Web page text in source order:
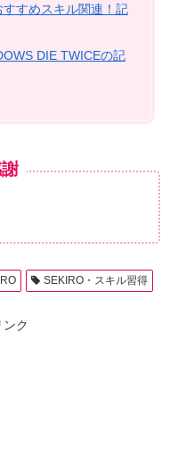
すすめスキル関連！記
DIE TWICEの記
SEKIRO・スキル習得
ンク